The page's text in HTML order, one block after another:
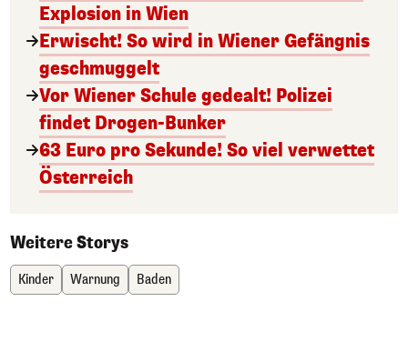
Explosion in Wien
Erwischt! So wird in Wiener Gefängnis
geschmuggelt
Vor Wiener Schule gedealt! Polizei
findet Drogen-Bunker
63 Euro pro Sekunde! So viel verwettet
Österreich
Weitere Storys
Kinder Warnung Baden